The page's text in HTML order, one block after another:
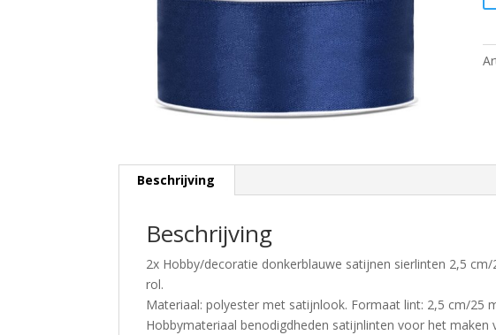
Beschrijving
Beschrijving
2x Hobby/decoratie donkerblauwe satijnen sierlinten 2,5
rol.
Materiaal: polyester met satijnlook. Formaat lint: 2,5 cm/25
Hobbymateriaal benodigdheden satijnlinten voor het